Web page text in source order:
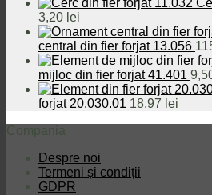
3,20 lei
central din fier forjat 13.056
mijloc din fier forjat 41.401
forjat 20.030.01 18,97 lei
Compania
Despre noi
Termeni și condiții
GDPR